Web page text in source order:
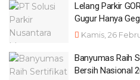
Lelang Parkir
Gugur Hanya
Kamis, 26
Banyumas Raih
Bersih Nasional